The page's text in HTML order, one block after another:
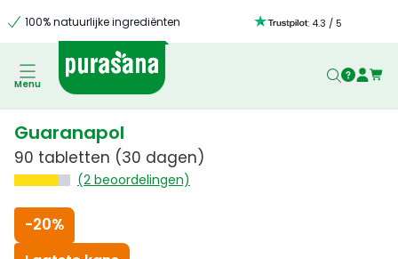
100% natuurlijke ingrediënten : 4.3 /5
Menu
Guaranapol
90 tabletten (30 dagen)
(2 beoordelingen)
-20%